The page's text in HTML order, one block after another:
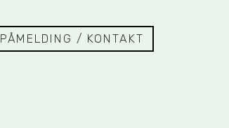
PÅMELDING / KONTAKT